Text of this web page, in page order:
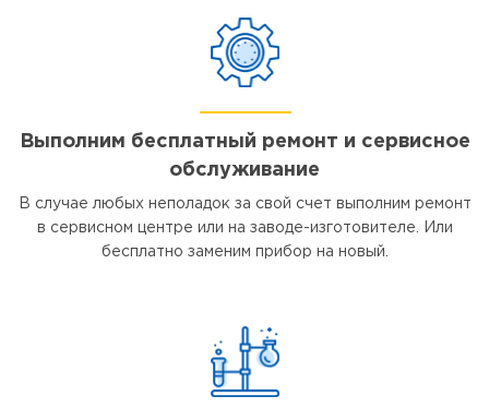
Выполним бесплатный ремонт и сервисное
обслуживание
В случае любых неполадок за свой счет выполним ремонт
в сервисном центре или на заводе-изготовителе. Или
бесплатно заменим прибор на новый.